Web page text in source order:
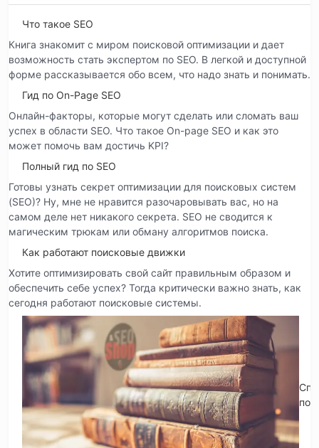
Что такое SEO
Книга знакомит с миром поисковой оптимизации и дает
возможность стать экспертом по SEO. В легкой и доступной
форме рассказывается обо всем, что надо знать и понимать.
Гид по On-Page SEO
Онлайн-факторы, которые могут сделать или сломать ваш
успех в области SEO. Что такое On-page SEO и как это
может помочь вам достичь KPI?
Полный гид по SEO
Готовы узнать секрет оптимизации для поисковых систем
(SEO)? Ну, мне не нравится разочаровывать вас, но на
самом деле нет никакого секрета. SEO не сводится к
магическим трюкам или обману алгоритмов поиска.
Как работают поисковые движки
Хотите оптимизировать свой сайт правильным образом и
обеспечить себе успех? Тогда критически важно знать, как
сегодня работают поисковые системы.
по